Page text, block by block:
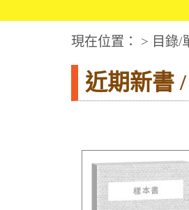
華文視障電子圖書網
現在位置： > 目錄/
近期新書